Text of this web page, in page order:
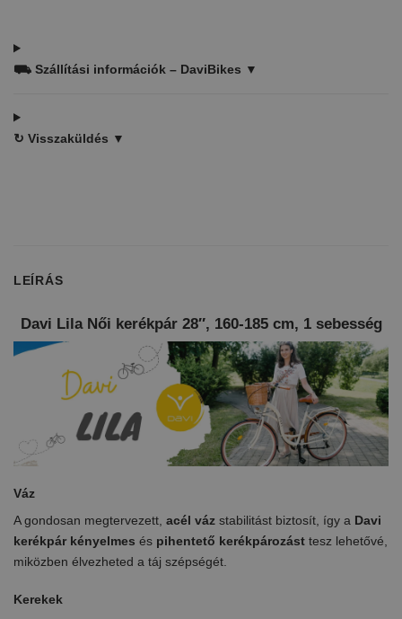
⛟ Szállítási információk – DaviBikes ▼
↻ Visszaküldés ▼
LEÍRÁS
Davi Lila Női kerékpár 28″, 160-185 cm, 1 sebesség
Váz
A gondosan megtervezett, acél váz stabilitást biztosít, így a Davi
kerékpár kényelmes és pihentető kerékpározást tesz lehetővé,
miközben élvezheted a táj szépségét.
Kerekek